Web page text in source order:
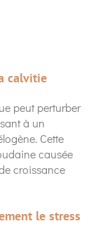
calvitie
peut perturber
à un
Cette
causée
croissance
le stress